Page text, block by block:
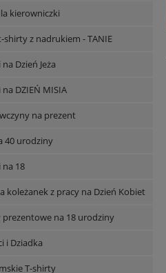
kierowniczki
shirty z nadrukiem - TANIE
Dzień Jeża
DZIEŃ MISIA
na prezent
40 urodziny
na 18
koleżanek z pracy na Dzień Kobiet
prezentowe na 18 urodziny
i Dziadka
T-shirty